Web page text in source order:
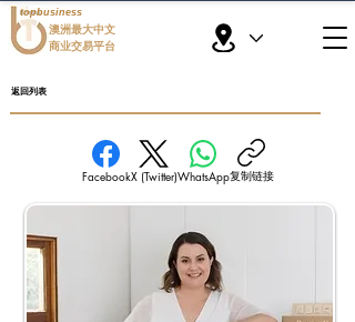
topbusiness
澳洲最大中文
商业交易平台
返回列表
FacebookX (Twitter)WhatsApp复制链接